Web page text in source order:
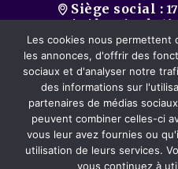
Siège social :
Aristide Briand
Orge
Sainte-
Route de Longpont
Geneviève-des-
Montgeron :
République 91230
Les cookies nous permettent
les annonces, d'offrir des
sociaux et d'analyser notre
des informations sur
partenaires de médias
peuvent combiner celles-ci
vous leur avez fournies ou
utilisation de leurs services.
vous continuez à